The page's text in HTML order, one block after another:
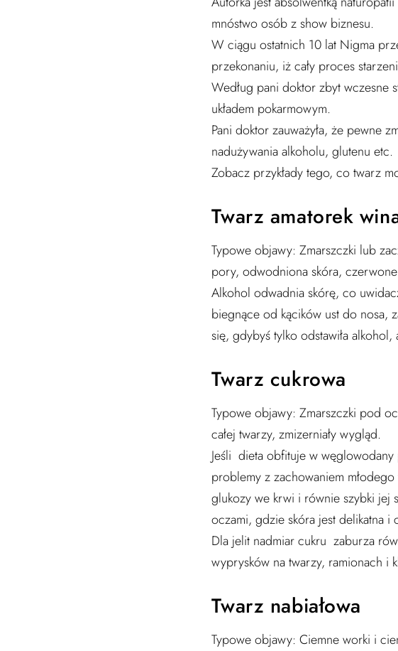
mnóstwo osób z show
W ciągu ostatnich 10 lat Nigma
przekonaniu, iż cały proces
Według pani doktor zbyt wczesne
układem
Pani doktor zauważyła, że pewne
nadużywania alkoholu, glutenu
Zobacz przykłady tego, co twarz
Twarz amatorek
Typowe objawy: Zmarszczki lub
pory, odwodniona skóra,
Alkohol odwadnia skórę, co
biegnące od kącików ust do nosa,
się, gdybyś tylko odstawiła
Twarz cukrowa
Typowe objawy: Zmarszczki pod
całej twarzy, zmizerniały wygląd.
Jeśli dieta obfituje w
problemy z zachowaniem
glukozy we krwi i równie szybki jej
oczami, gdzie skóra jest delikatna i
Dla jelit nadmiar cukru zaburza
wyprysków na twarzy, ramionach i
Twarz nabiałowa
Typowe objawy: Ciemne worki i